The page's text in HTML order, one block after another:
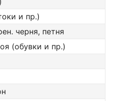
и пр.)
черня, петня
(обувки и пр.)